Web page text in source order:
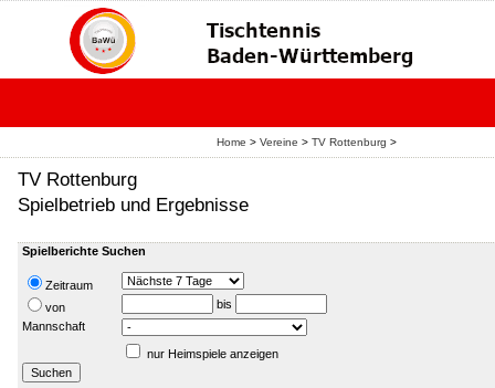
Home > Vereine > TV Rottenburg >
TV Rottenburg
Spielbetrieb und Ergebnisse
Spielberichte Suchen
Zeitraum
von
bis
Mannschaft
nur Heimspiele anzeigen